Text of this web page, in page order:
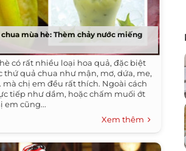
chua mùa hè: Thèm chảy nước miếng
có rất nhiều loại hoa quả, đặc biệt
thứ quả chua như mận, mơ, dứa, me,
mà chị em đều rất thích. Ngoài cách
tiếp như dầm, hoặc chấm muối ớt
em cũng...
Xem thêm